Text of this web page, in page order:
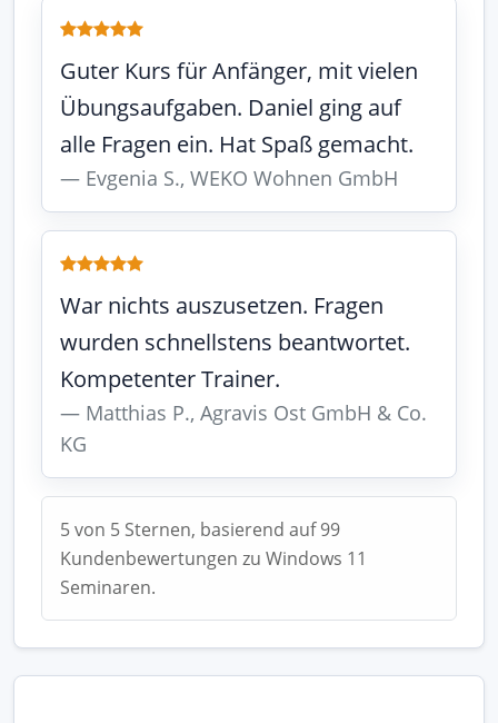
Guter Kurs für Anfänger, mit vielen
Übungsaufgaben. Daniel ging auf
alle Fragen ein. Hat Spaß gemacht.
Evgenia S., WEKO Wohnen GmbH
War nichts auszusetzen. Fragen
wurden schnellstens beantwortet.
Kompetenter Trainer.
Matthias P., Agravis Ost GmbH & Co.
KG
5 von 5 Sternen, basierend auf 99
Kundenbewertungen zu Windows 11
Seminaren.